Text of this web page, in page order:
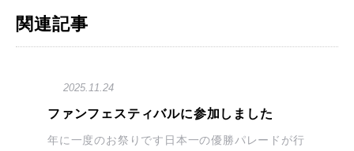
関連記事
2025.11.24
ファンフェスティバルに参加しました
年に一度のお祭りです日本一の優勝パレードが行